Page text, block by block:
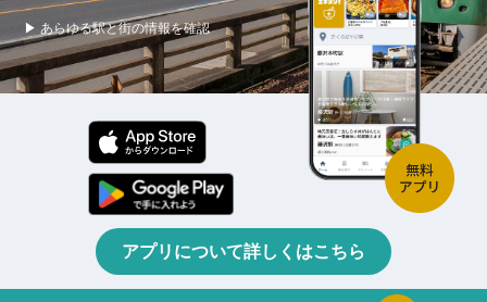
▶ あらゆる駅と街の情報を確認
アプリについて詳しくはこちら